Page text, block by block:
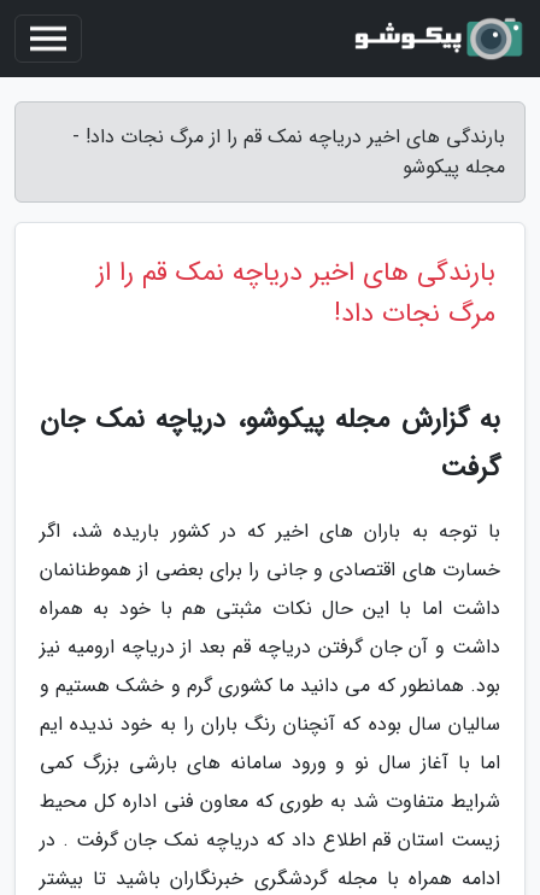
بارندگی های اخیر دریاچه نمک قم را از مرگ نجات داد! -
مجله پیکوشو
بارندگی های اخیر دریاچه نمک قم را از
مرگ نجات داد!
به گزارش مجله پیکوشو، دریاچه نمک جان
گرفت
با توجه به باران های اخیر که در کشور باریده شد، اگر
خسارت های اقتصادی و جانی را برای بعضی از هموطنانمان
داشت اما با این حال نکات مثبتی هم با خود به همراه
داشت و آن جان گرفتن دریاچه قم بعد از دریاچه ارومیه نیز
بود. همانطور که می دانید ما کشوری گرم و خشک هستیم و
سالیان سال بوده که آنچنان رنگ باران را به خود ندیده ایم
اما با آغاز سال نو و ورود سامانه های بارشی بزرگ کمی
شرایط متفاوت شد به طوری که معاون فنی اداره کل محیط
زیست استان قم اطلاع داد که دریاچه نمک جان گرفت . در
ادامه همراه با مجله گردشگری خبرنگاران باشید تا بیشتر